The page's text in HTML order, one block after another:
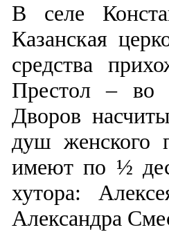
В селе
Казанская
средства
Престол – во
Дворов
душ женского
имеют по ½
хутора:
Александра